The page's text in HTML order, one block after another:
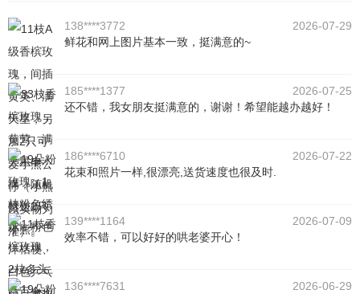
138****3772
2026-07-29
鲜花和网上图片基本一致，挺满意的~
185****1377
2026-07-25
还不错，我女朋友挺满意的，谢谢！希望能越办越好！
186****6710
2026-07-22
花束和照片一样,很漂亮,送货速度也很及时.
139****1164
2026-07-09
效率不错，可以好好的哄老婆开心！
136****7631
2026-06-29